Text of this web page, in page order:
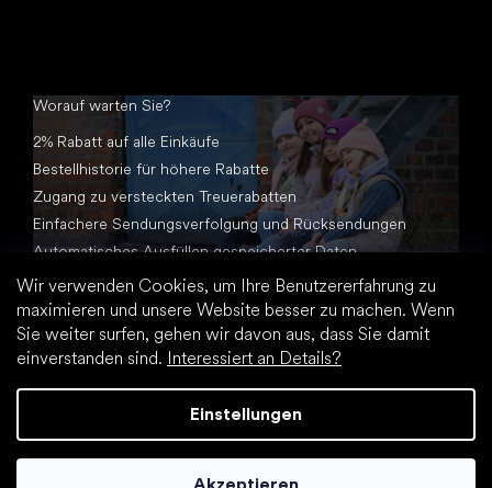
Wir verwenden Cookies, um Ihre Benutzererfahrung zu
maximieren und unsere Website besser zu machen. Wenn
Sie weiter surfen, gehen wir davon aus, dass Sie damit
einverstanden sind. Interessiert an Details?
Einstellungen
Worauf warten Sie?
2% Rabatt auf alle Einkäufe
Bestellhistorie für höhere Rabatte
Zugang zu versteckten Treuerabatten
Einfachere Sendungsverfolgung und Rücksendungen
Automatisches Ausfüllen gespeicherter Daten
Alle Dokumente an einem Ort
Erstellt von Shoptet Premium